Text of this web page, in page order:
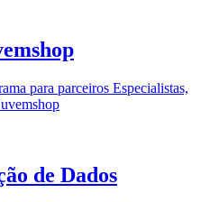
para parceiros Especialistas,
de Dados